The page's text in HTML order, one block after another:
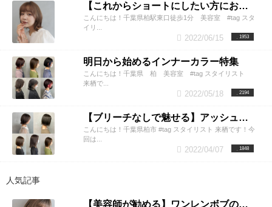
【これからショートにしたい方におすすめ！】長めショートボブの世界
こんにちは！千葉県柏駅東口徒歩1分 美容室 #tag スタ
イリ...
1953
2022/06/15
明日から始めるインナーカラー特集
こんにちは！千葉県 柏 美容室 #tag スタイリスト
来栖で...
2194
2022/05/18
【ブリーチなしで魅せる】アッシュグレー 明るさ別でご紹介
こんにちは！千葉県柏市 #tag スタイリスト 来栖です！今
回は...
1848
2022/04/07
人気記事
【美容師が勧める】ワンレンボブの魅力とワンレンスタイル